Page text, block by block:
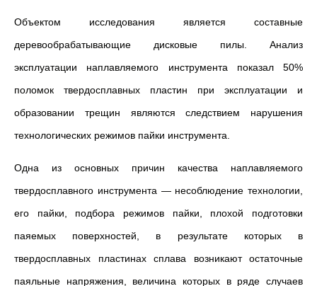
Объектом исследования является составные
деревообрабатывающие дисковые пилы. Анализ
эксплуатации наплавляемого инструмента показал 50%
поломок твердосплавных пластин при эксплуатации и
образовании трещин являются следствием нарушения
технологических режимов пайки инструмента.
Одна из основных причин качества наплавляемого
твердосплавного инструмента — несоблюдение технологии,
его пайки, подбора режимов пайки, плохой подготовки
паяемых поверхностей, в результате которых в
твердосплавных пластинах сплава возникают остаточные
паяльные напряжения, величина которых в ряде случаев